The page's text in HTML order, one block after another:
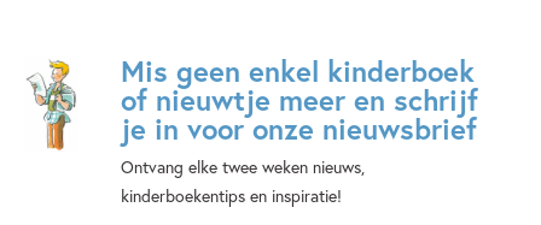
Mis geen enkel kinderboek
of nieuwtje meer en schrijf
je in voor onze nieuwsbrief
Ontvang elke twee weken nieuws,
kinderboekentips en inspiratie!